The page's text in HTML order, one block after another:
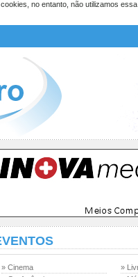
no entanto, não utilizamos
» Cinema
»